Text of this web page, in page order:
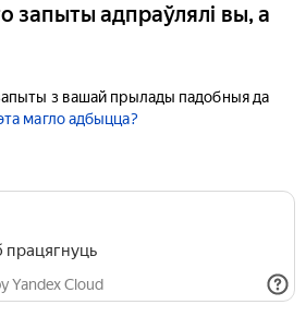
запыты адпраўлялі вы, а
з вашай прылады падобныя да
магло адбыцца?
працягнуць
Yandex Cloud